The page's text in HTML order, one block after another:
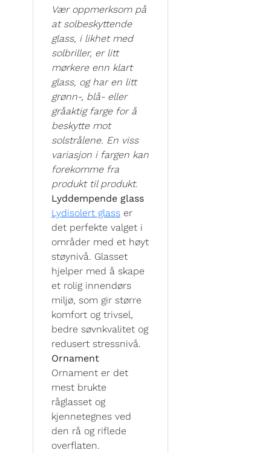
Vær oppmerksom på
at solbeskyttende
glass, i likhet med
solbriller, er litt
mørkere enn klart
glass, og har en litt
grønn-, blå- eller
gråaktig farge for å
beskytte mot
solstrålene. En viss
variasjon i fargen kan
forekomme fra
produkt til produkt.
Lyddempende glass
Lydisolert glass er
det perfekte valget i
områder med et høyt
støynivå. Glasset
hjelper med å skape
et rolig innendørs
miljø, som gir større
komfort og trivsel,
bedre søvnkvalitet og
redusert stressnivå.
Ornament
Ornament er det
mest brukte
råglasset og
kjennetegnes ved
den rå og riflede
overflaten.